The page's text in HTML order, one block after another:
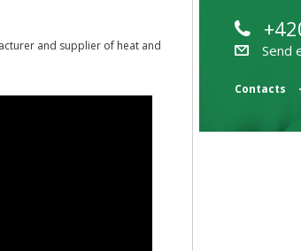
and supplier of heat and
Send
Contacts